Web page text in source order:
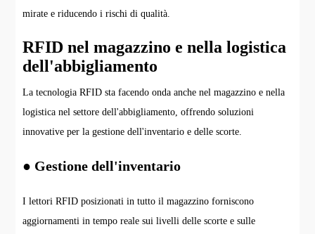
mirate e riducendo i rischi di qualità.
RFID nel magazzino e nella logistica
dell'abbigliamento
La tecnologia RFID sta facendo onda anche nel magazzino e nella
logistica nel settore dell'abbigliamento, offrendo soluzioni
innovative per la gestione dell'inventario e delle scorte.
● Gestione dell'inventario
I lettori RFID posizionati in tutto il magazzino forniscono
aggiornamenti in tempo reale sui livelli delle scorte e sulle